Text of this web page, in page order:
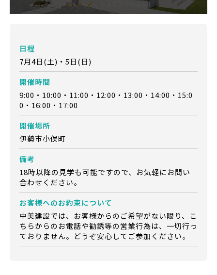
日程
7月4日(土)・5日(日)
開催時間
9:00・10:00・11:00・12:00・13:00・14:00・15:0
0・16:00・17:00
開催場所
伊勢市小俣町
備考
18時以降の見学も可能ですので、お気軽にお問い
合わせください。
お客様へのお約束について
中美建設では、お客様からのご希望がない限り、こ
ちらからのお電話や勧誘等の営業行為は、一切行っ
ておりません。どうぞ安心してご参加ください。